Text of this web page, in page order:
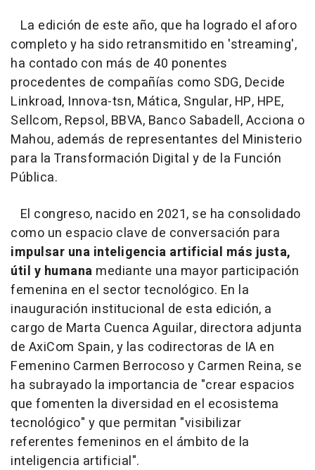
La edición de este año, que ha logrado el aforo
completo y ha sido retransmitido en 'streaming',
ha contado con más de 40 ponentes
procedentes de compañías como SDG, Decide
Linkroad, Innova-tsn, Mática, Sngular, HP, HPE,
Sellcom, Repsol, BBVA, Banco Sabadell, Acciona o
Mahou, además de representantes del Ministerio
para la Transformación Digital y de la Función
Pública.
El congreso, nacido en 2021, se ha consolidado
como un espacio clave de conversación para
impulsar una inteligencia artificial más justa,
útil y humana mediante una mayor participación
femenina en el sector tecnológico. En la
inauguración institucional de esta edición, a
cargo de Marta Cuenca Aguilar, directora adjunta
de AxiCom Spain, y las codirectoras de IA en
Femenino Carmen Berrocoso y Carmen Reina, se
ha subrayado la importancia de "crear espacios
que fomenten la diversidad en el ecosistema
tecnológico" y que permitan "visibilizar
referentes femeninos en el ámbito de la
inteligencia artificial".